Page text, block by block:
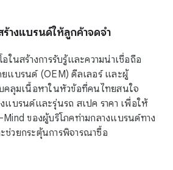
ร้างแบรนด์ให้ลูกค้าจดจำ
ในสร้างการรับรู้และความน่าเชื่อถือ
ยแบรนด์ (OEM) ดีลเลอร์ และผู้
คลุมเนื้อหาในหัวข้อที่คนไทยสนใจ
บรนด์และรุ่นรถ สเปค ราคา เพื่อให้
ของผู้บริโภคท่ามกลางแบรนด์ทาง
ช่วยกระตุ้นการพิจารณาซื้อ